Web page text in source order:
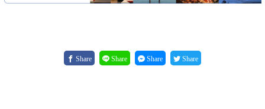
Share Share Share Share